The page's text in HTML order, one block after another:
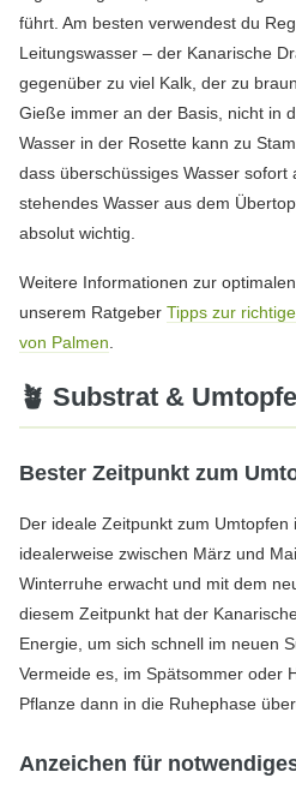
führt. Am besten verwendest du
Leitungswasser – der Kanarische
gegenüber zu viel Kalk, der zu
Gieße immer an der Basis, nicht in
Wasser in der Rosette kann zu
dass überschüssiges Wasser sofort
stehendes Wasser aus dem
absolut wichtig.
Weitere Informationen zur
unserem Ratgeber Tipps zur
von Palmen
🪴 Substrat &
Bester Zeitpunkt zum
Der ideale Zeitpunkt zum Umtopfen
idealerweise zwischen März und
Winterruhe erwacht und mit dem
diesem Zeitpunkt hat der
Energie, um sich schnell im neuen
Vermeide es, im Spätsommer oder
Pflanze dann in die Ruhephase
Anzeichen für